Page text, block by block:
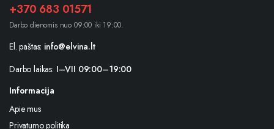
+370 683 01571
Darbo dienomis nuo 09:00 iki 19:00.
El. paštas: info@elvina.lt
Darbo laikas: I–VII 09:00–19:00
Informacija
Apie mus
Privatumo politika